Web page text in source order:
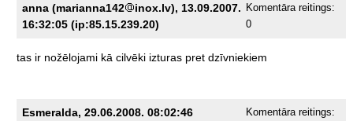
anna (marianna142
inox.lv), 13.09.2007.
16:32:05 (ip:85.15.239.20)
Komentāra reitings:
0
tas ir nožēlojami kā cilvēki izturas pret dzīvniekiem
Esmeralda, 29.06.2008. 08:02:46
Komentāra reitings: